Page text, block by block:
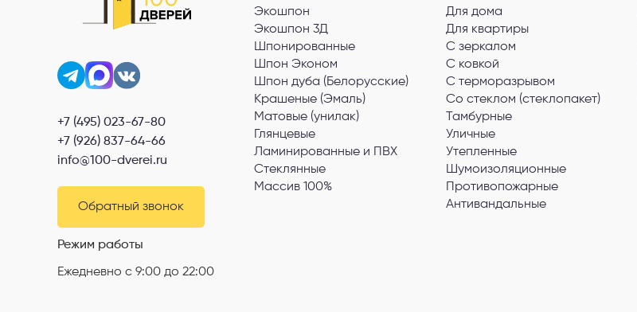
+7 (495) 023-67-80
+7 (926) 837-64-66
info@100-dverei.ru
Обратный звонок
Режим работы
Ежедневно с 9:00 до 22:00
Экошпон
Экошпон 3Д
Шпонированные
Шпон Эконом
Шпон дуба (Белорусские)
Крашеные (Эмаль)
Матовые (унилак)
Глянцевые
Ламинированные и ПВХ
Стеклянные
Массив 100%
Для дома
Для квартиры
С зеркалом
С ковкой
С терморазрывом
Со стеклом (стеклопакет)
Тамбурные
Уличные
Утепленные
Шумоизоляционные
Противопожарные
Антивандальные